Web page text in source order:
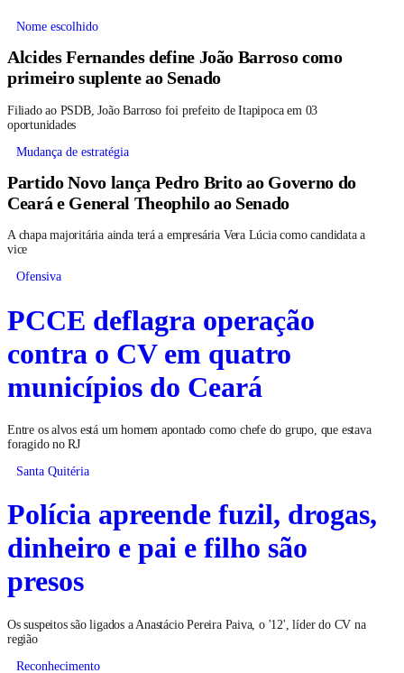
Nome escolhido
Alcides Fernandes define João Barroso como
primeiro suplente ao Senado
Filiado ao PSDB, João Barroso foi prefeito de Itapipoca em 03
oportunidades
Mudança de estratégia
Partido Novo lança Pedro Brito ao Governo do
Ceará e General Theophilo ao Senado
A chapa majoritária ainda terá a empresária Vera Lúcia como candidata a
vice
Ofensiva
PCCE deflagra operação
contra o CV em quatro
municípios do Ceará
Entre os alvos está um homem apontado como chefe do grupo, que estava
foragido no RJ
Santa Quitéria
Polícia apreende fuzil, drogas,
dinheiro e pai e filho são
presos
Os suspeitos são ligados a Anastácio Pereira Paiva, o '12', líder do CV na
região
Reconhecimento